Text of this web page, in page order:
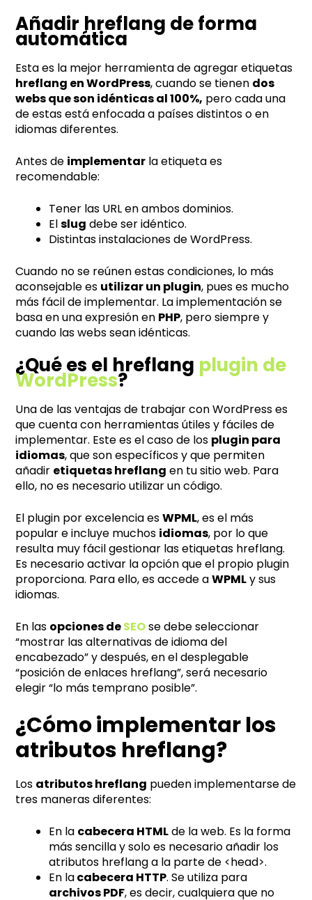
Añadir hreflang de forma
automática
Esta es la mejor herramienta de agregar etiquetas
hreflang en WordPress, cuando se tienen dos
webs que son idénticas al 100%, pero cada una
de estas está enfocada a países distintos o en
idiomas diferentes.
Antes de implementar la etiqueta es
recomendable:
Tener las URL en ambos dominios.
Elslug debe ser idéntico.
Distintas instalaciones de WordPress.
Cuando no se reúnen estas condiciones, lo más
aconsejable es utilizar un plugin, pues es mucho
más fácil de implementar. La implementación se
basa en una expresión en PHP, pero siempre y
cuando las webs sean idénticas.
¿Qué es el hreflang plugin de
WordPress?
Una de las ventajas de trabajar con WordPress es
que cuenta con herramientas útiles y fáciles de
implementar. Este es el caso de los plugin para
idiomas, que son específicos y que permiten
añadir etiquetas hreflang en tu sitio web. Para
ello, no es necesario utilizar un código.
El plugin por excelencia esWPML, es el más
popular e incluye muchos idiomas, por lo que
resulta muy fácil gestionar las etiquetas hreflang.
Es necesario activar la opción que el propio plugin
proporciona. Para ello, es accede aWPMLy sus
idiomas.
En las opciones deSEOse debe seleccionar
“mostrar las alternativas de idioma del
encabezado” y después, en el desplegable
“posición de enlaces hreflang”, será necesario
elegir “lo más temprano posible”.
¿Cómo implementar los
atributos hreflang?
Los atributos hreflang pueden implementarse de
tres maneras diferentes:
En la cabecera HTMLde la web. Es la forma
más sencilla y solo es necesario añadir los
atributos hreflang a la parte de <head>.
En lacabecera HTTP. Se utiliza para
archivos PDF, es decir, cualquiera que no